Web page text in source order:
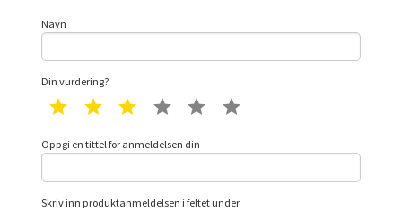
Navn
Din vurdering?
1 star 2 star 3 star 4 star 5 star
Oppgi en tittel for anmeldelsen din
Skriv inn produktanmeldelsen i feltet under